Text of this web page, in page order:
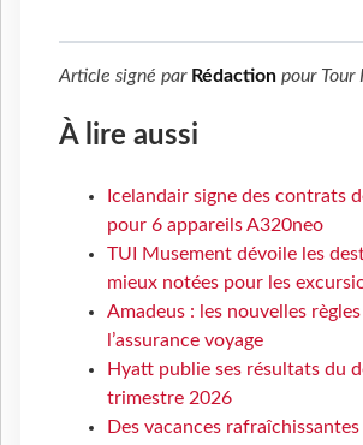
Article signé par Rédaction pour Tour
À lire aussi
Icelandair signe des contrats
pour 6 appareils A320neo
TUI Musement dévoile les
mieux notées pour les
Amadeus : les nouvelles
l’assurance voyage
Hyatt publie ses résultats du
trimestre 2026
Des vacances